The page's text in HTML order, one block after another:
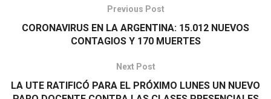
Previous Post
CORONAVIRUS EN LA ARGENTINA: 15.012 NUEVOS
CONTAGIOS Y 170 MUERTES
Next Post
LA UTE RATIFICÓ PARA EL PRÓXIMO LUNES UN NUEVO